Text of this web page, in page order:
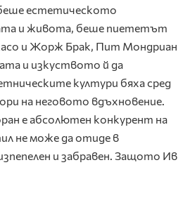
естетическото
и живота, беше пиететът
и Жорж Брак, Пит Мондриан
и изкуството й да
култури бяха сред
на неговото вдъхновение.
е абсолютен конкурент на
не може да отиде в
и забравен. Защото Ив